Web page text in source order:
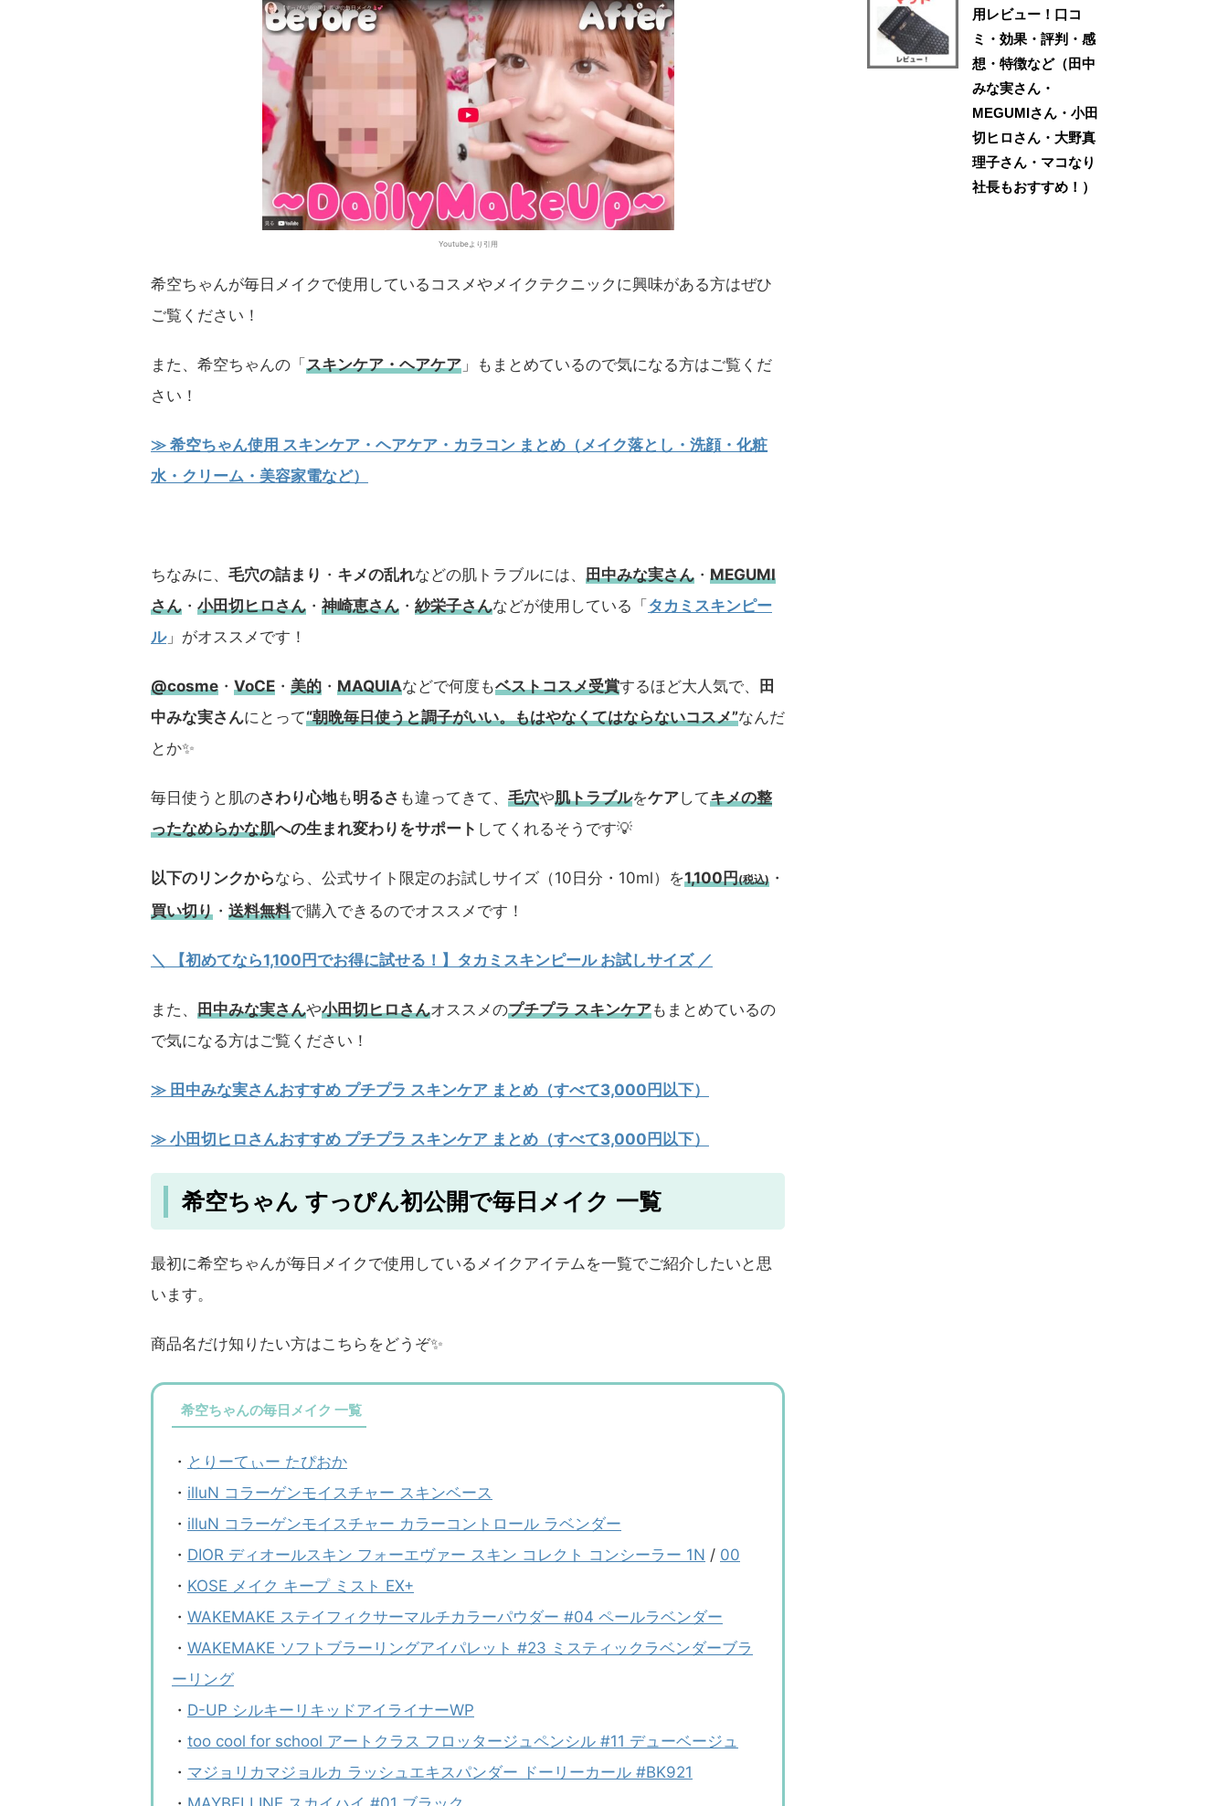
Youtubeより引用
希空ちゃんが毎日メイクで使用しているコスメやメイクテクニックに興味がある方はぜひ
ご覧ください！
また、希空ちゃんの「 スキンケア・ヘアケア 」もまとめているので気になる方はご覧くだ
さい！
≫ 希空ちゃん使用 スキンケア・ヘアケア・カラコン まとめ（メイク落とし・洗顔・化粧
水・クリーム・美容家電など）
ちなみに、 毛穴の詰まり ・ キメの乱れなどの肌トラブルには、 田中みな実さん ・ MEGUMI
さん ・ 小田切ヒロさん ・ 神崎恵さん ・ 紗栄子さんなどが使用している「 タカミスキンピー
ル」がオススメです！
@cosme ・ VoCE ・ 美的 ・ MAQUIAなどで何度もベストコスメ受賞するほど大人気で、
田
中みな実さんにとって“朝晩毎日使うと調子がいい。もはやなくてはならないコスメ”なんだ
とか✨
毎日使うと肌のさわり心地も明るさ も違ってきて、 毛穴や肌トラブルをケアしてキメの整
ったなめらかな肌への生まれ変わりをサポート してくれるそうです💡
以下のリンクからなら、公式サイト限定のお試しサイズ（10日分・10ml）を1,100円(税込) ・
買い切り ・ 送料無料で購入できるのでオススメです！
＼ 【初めてなら1,100円でお得に試せる！】タカミスキンピール お試しサイズ／
また、 田中みな実さんや小田切ヒロさんオススメのプチプラ スキンケアもまとめているの
で気になる方はご覧ください！
≫ 田中みな実さんおすすめ プチプラ スキンケア まとめ（すべて3,000円以下）
≫ 小田切ヒロさんおすすめ プチプラ スキンケア まとめ（すべて3,000円以下）
希空ちゃん すっぴん初公開で毎日メイク 一覧
最初に希空ちゃんが毎日メイクで使用しているメイクアイテムを一覧でご紹介したいと思
います。
商品名だけ知りたい方はこちらをどうぞ✨
希空ちゃんの毎日メイク 一覧
・ とりーてぃー たぴおか
・ illuN コラーゲンモイスチャー スキンベース
・ illuN コラーゲンモイスチャー カラーコントロール ラベンダー
・ DIOR ディオールスキン フォーエヴァー スキン コレクト コンシーラー 1N / 00
・ KOSE メイク キープ ミスト EX+
・ WAKEMAKE ステイフィクサーマルチカラーパウダー #04 ペールラベンダー
・ WAKEMAKE ソフトブラーリングアイパレット #23 ミスティックラベンダーブラ
ーリング
・ D-UP シルキーリキッドアイライナーWP
・ too cool for school アートクラス フロッタージュペンシル #11 デューベージュ
・ マジョリカマジョルカ ラッシュエキスパンダー ドーリーカール #BK921
用レビュー！口コ
ミ・効果・評判・感
想・特徴など（田中
みな実さん・
MEGUMIさん・小田
切ヒロさん・大野真
理子さん・マコなり
社長もおすすめ！）